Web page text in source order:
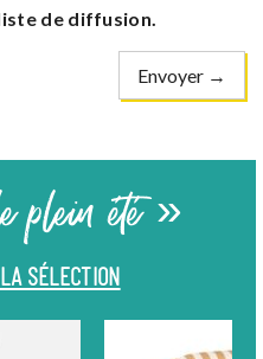
de diffusion.
plein été »
SÉLECTION